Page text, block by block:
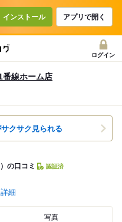
インストール アプリで開く
ログイン
番線ホーム店
クサク見られる
の口コミ 認証済
詳細
写真